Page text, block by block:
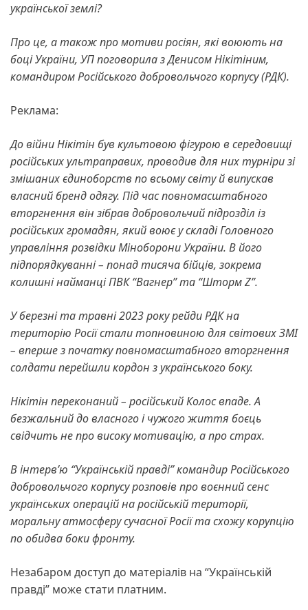
української землі?
Про це, а також про мотиви росіян, які воюють на
боці України, УП поговорила з Денисом Нікітіним,
командиром Російського добровольчого корпусу (РДК).
Реклама:
До війни Нікітін був культовою фігурою в середовищі
російських ультраправих, проводив для них турніри зі
змішаних єдиноборств по всьому світу й випускав
власний бренд одягу. Під час повномасштабного
вторгнення він зібрав добровольчий підрозділ із
російських громадян, який воює у складі Головного
управління розвідки Міноборони України. В його
підпорядкуванні – понад тисяча бійців, зокрема
колишні найманці ПВК “Вагнер” та “Шторм Z”.
У березні та травні 2023 року рейди РДК на
територію Росії стали топновиною для світових ЗМІ
– вперше з початку повномасштабного вторгнення
солдати перейшли кордон з українського боку.
Нікітін переконаний – російський Колос впаде. А
безжальний до власного і чужого життя боєць
свідчить не про високу мотивацію, а про страх.
В інтерв’ю “Українській правді” командир Російського
добровольчого корпусу розповів про воєнний сенс
українських операцій на російській території,
моральну атмосферу сучасної Росії та схожу корупцію
по обидва боки фронту.
Незабаром доступ до матеріалів на “Українській
правді” може стати платним.